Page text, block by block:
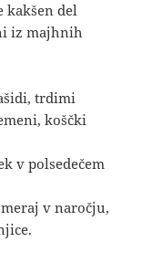
kakšen del
iz majhnih
trdimi
koščki
v polsedečem
v naročju,